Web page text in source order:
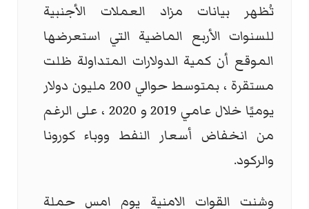
تُظهر بيانات مزاد العملات الأجنبية
للسنوات الأربع الماضية التي استعرضها
الموقع أن كمية الدولارات المتداولة ظلت
مستقرة ، بمتوسط حوالي 200 مليون دولار
يوميًا خلال عامي 2019 و 2020 ، على الرغم
من انخفاض أسعار النفط ووباء كورونا
والركود.
وشنت القوات الامنية يوم امس حملة